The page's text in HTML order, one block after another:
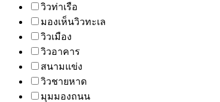
วิวท่าเรือ
มองเห็นวิวทะเล
วิวเมือง
วิวอาคาร
สนามแข่ง
วิวชายหาด
มุมมองถนน